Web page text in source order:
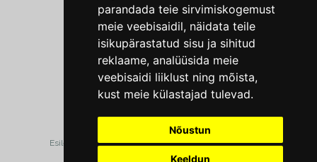
parandada teie sirvimiskogemust
meie veebisaidil, näidata teile
isikupärastatud sisu ja sihitud
reklaame, analüüsida meie
veebisaidi liiklust ning mõista,
kust meie külastajad tulevad.
Nõustun
Keeldun
MTÜ Nähtamatud Loomad
KONTAKT
Esileht Kes me oleme Kampaaniad Tegutse